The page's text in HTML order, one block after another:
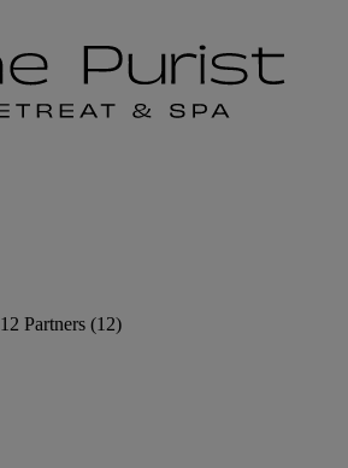
12 Partners (12)